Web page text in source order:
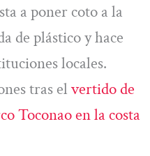
a poner coto a la
de plástico y hace
locales.
tras el vertido de
Toconao en la costa